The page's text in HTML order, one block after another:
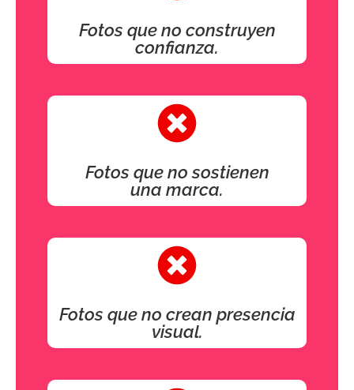
Fotos que no construyen
confianza.
Fotos que no sostienen
una marca.
Fotos que no crean presencia
visual.